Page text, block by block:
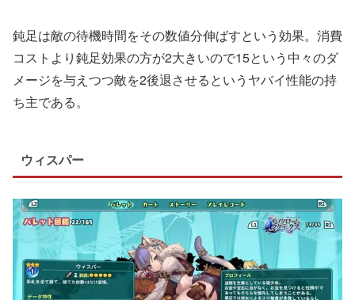
鈍足は敵の待機時間をその数値分伸ばすという効果。消費
コストより鈍足効果の方が2大きいので15という中々のダ
メージを与えつつ敵を2後退させるというヤバイ性能の持
ち主である。
ウィスパー